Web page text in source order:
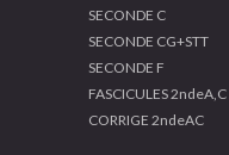
SECONDE C
SECONDE CG+STT
SECONDE F
FASCICULES 2ndeA,C
CORRIGE 2ndeAC